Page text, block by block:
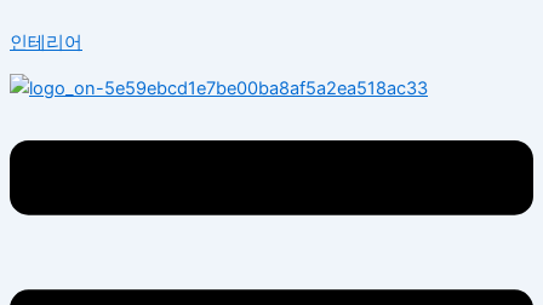
텐
츠
로
너
기
인테리어